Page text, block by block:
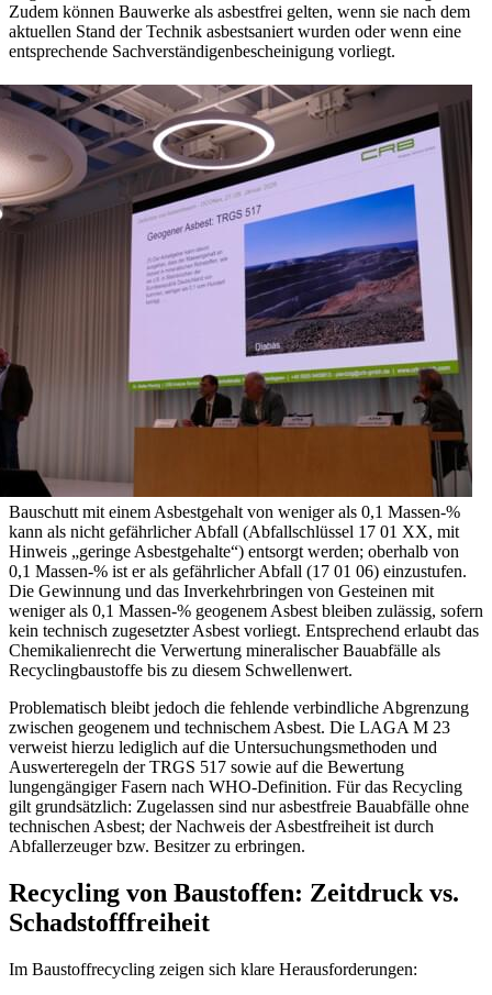
Zudem können Bauwerke als asbestfrei gelten, wenn sie nach dem
aktuellen Stand der Technik asbestsaniert wurden oder wenn eine
entsprechende Sachverständigenbescheinigung vorliegt.
Bauschutt mit einem Asbestgehalt von weniger als 0,1 Massen-%
kann als nicht gefährlicher Abfall (Abfallschlüssel 17 01 XX, mit
Hinweis „geringe Asbestgehalte“) entsorgt werden; oberhalb von
0,1 Massen-% ist er als gefährlicher Abfall (17 01 06) einzustufen.
Die Gewinnung und das Inverkehrbringen von Gesteinen mit
weniger als 0,1 Massen-% geogenem Asbest bleiben zulässig, sofern
kein technisch zugesetzter Asbest vorliegt. Entsprechend erlaubt das
Chemikalienrecht die Verwertung mineralischer Bauabfälle als
Recyclingbaustoffe bis zu diesem Schwellenwert.
Problematisch bleibt jedoch die fehlende verbindliche Abgrenzung
zwischen geogenem und technischem Asbest. Die LAGA M 23
verweist hierzu lediglich auf die Untersuchungsmethoden und
Auswerteregeln der TRGS 517 sowie auf die Bewertung
lungengängiger Fasern nach WHO-Definition. Für das Recycling
gilt grundsätzlich: Zugelassen sind nur asbestfreie Bauabfälle ohne
technischen Asbest; der Nachweis der Asbestfreiheit ist durch
Abfallerzeuger bzw. Besitzer zu erbringen.
Recycling von Baustoffen: Zeitdruck vs.
Schadstofffreiheit
Im Baustoffrecycling zeigen sich klare Herausforderungen: